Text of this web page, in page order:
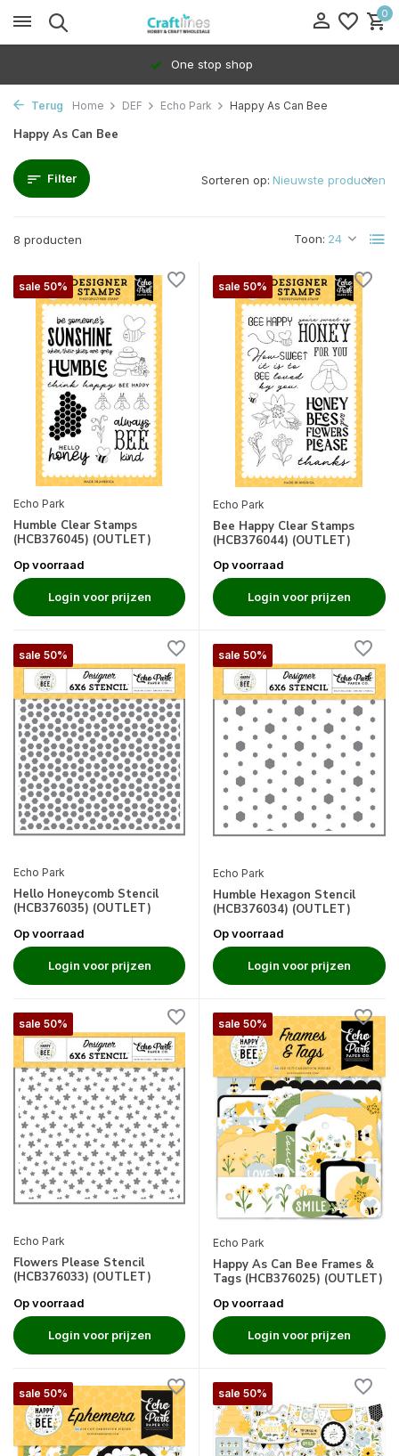
0
One stop shop
Terug Home DEF Echo Park Happy As Can Bee
Happy As Can Bee
Filter
8 producten Toon:
Sorteren op:
sale 50%
Echo Park
Humble Clear Stamps
(HCB376045) (OUTLET)
Op voorraad
Login voor prijzen
sale 50%
Echo Park
Bee Happy Clear Stamps
(HCB376044) (OUTLET)
Op voorraad
Login voor prijzen
sale 50%
Echo Park
Hello Honeycomb Stencil
(HCB376035) (OUTLET)
Op voorraad
Login voor prijzen
sale 50%
Echo Park
Humble Hexagon Stencil
(HCB376034) (OUTLET)
Op voorraad
Login voor prijzen
sale 50%
Echo Park
Flowers Please Stencil
(HCB376033) (OUTLET)
Op voorraad
Login voor prijzen
sale 50%
Echo Park
Happy As Can Bee Frames &
Tags (HCB376025) (OUTLET)
Op voorraad
Login voor prijzen
sale 50% sale 50%